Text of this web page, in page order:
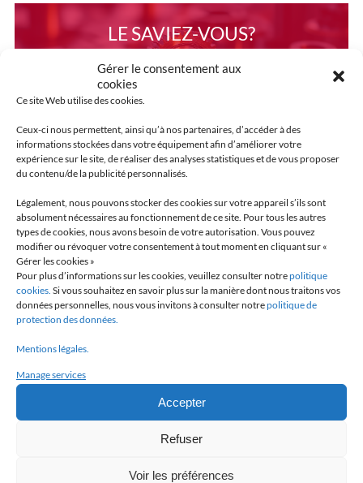
Gérer le consentement aux
cookies
Ce site Web utilise des cookies.
Ceux-ci nous permettent, ainsi qu’à nos partenaires, d’accéder à des
informations stockées dans votre équipement afin d’améliorer votre
expérience sur le site, de réaliser des analyses statistiques et de vous proposer
du contenu/de la publicité personnalisés.
Légalement, nous pouvons stocker des cookies sur votre appareil s’ils sont
absolument nécessaires au fonctionnement de ce site. Pour tous les autres
types de cookies, nous avons besoin de votre autorisation. Vous pouvez
modifier ou révoquer votre consentement à tout moment en cliquant sur «
Gérer les cookies »
Pour plus d’informations sur les cookies, veuillez consulter notrepolitique
cookies. Si vous souhaitez en savoir plus sur la manière dont nous traitons vos
données personnelles, nous vous invitons à consulter notrepolitique de
protection des données.
Mentions légales.
Manage services
Accepter
Refuser
Voir les préférences
LE SAVIEZ-VOUS?
MAVIFLEX INNOVE EN R&D
LA BROCHURE
MAVIFLEX
EN SAVOIR +
UN PROJET?
CONTACTEZ-NOUS